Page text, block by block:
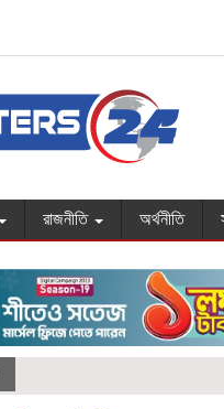
রাজনীতি অর্থনীতি